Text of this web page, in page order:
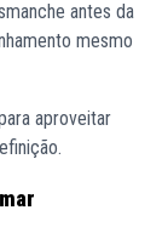
antes da
mesmo
aproveitar